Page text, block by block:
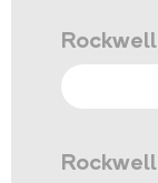
Rockwell
Rockwell